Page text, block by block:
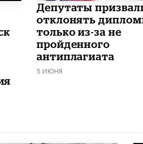
Депутаты
отклонять
только из-за не
пройденного
антиплагиата
5 ИЮНЯ